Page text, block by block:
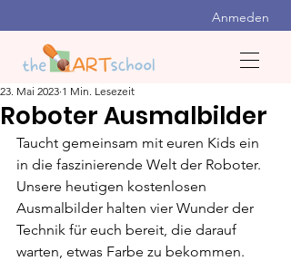
Anmeden
Roboter Ausmalbilder
23. Mai 2023 1 Min. Lesezeit
Taucht gemeinsam mit euren Kids ein
in die faszinierende Welt der Roboter.
Unsere heutigen kostenlosen
Ausmalbilder halten vier Wunder der
Technik für euch bereit, die darauf
warten, etwas Farbe zu bekommen.